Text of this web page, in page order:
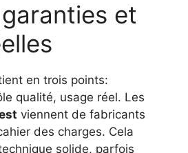
et
en trois points:
qualité, usage réel. Les
viennent de fabricants
des charges. Cela
solide, parfois